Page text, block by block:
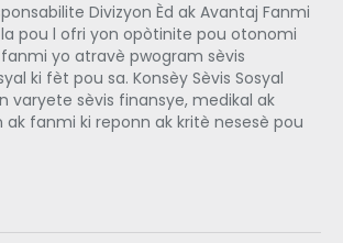
Divizyon Èd ak Avantaj Fanmi
la pou l ofri yon opòtinite pou otonomi
yo atravè pwogram sèvis
ki fèt pou sa. Konsèy Sèvis Sosyal
varyete sèvis finansye, medikal ak
ak fanmi ki reponn ak kritè nesesè pou